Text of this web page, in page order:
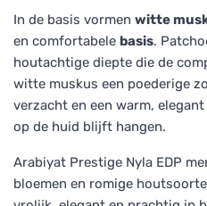
In de basis vormen witte
en comfortabele basis.
houtachtige diepte die de
witte muskus een poederige
verzacht en een warm,
op de huid blijft hangen.
Arabiyat Prestige Nyla EDP
bloemen en romige